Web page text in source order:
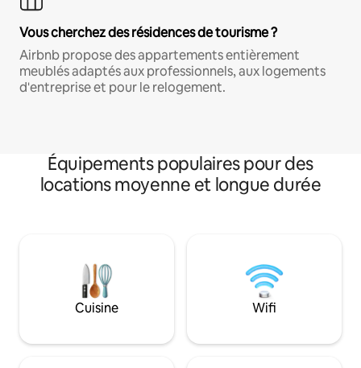
Vous cherchez des résidences de tourisme ?
Airbnb propose des appartements entièrement
meublés adaptés aux professionnels, aux logements
d'entreprise et pour le relogement.
Équipements populaires pour des
locations moyenne et longue durée
Cuisine Wifi